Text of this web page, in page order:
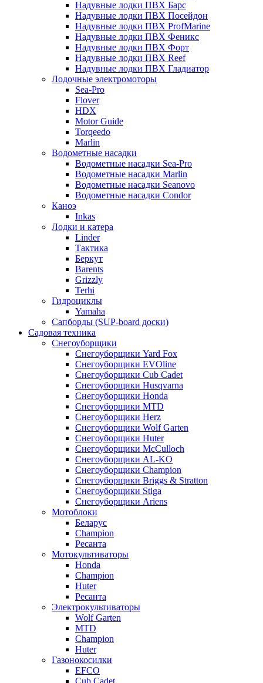
Надувные лодки ПВХ Барс
Надувные лодки ПВХ Посейдон
Надувные лодки ПВХ ProfMarine
Надувные лодки ПВХ Феникс
Надувные лодки ПВХ Форт
Надувные лодки ПВХ Reef
Надувные лодки ПВХ Гладиатор
Лодочные электромоторы
Sea-Pro
Flover
HDX
Motor Guide
Torqeedo
Marlin
Водометные насадки
Водометные насадки Sea-Pro
Водометные насадки Marlin
Водометные насадки Seanovo
Водометные насадки Condor
Каноэ
Inkas
Лодки и катера
Linder
Тактика
Беркут
Barents
Grizzly
Terhi
Гидроциклы
Yamaha
Сапборды (SUP-board доски)
Садовая техника
Снегоуборщики
Снегоуборщики Yard Fox
Снегоуборщики EVOline
Снегоуборщики Cub Cadet
Снегоуборщики Husqvarna
Снегоуборщики Honda
Снегоуборщики MTD
Снегоуборщики Herz
Снегоуборщики Wolf Garten
Снегоуборщики Huter
Снегоуборщики McCulloch
Снегоуборщики AL-KO
Снегоуборщики Champion
Снегоуборщики Briggs & Stratton
Снегоуборщики Stiga
Снегоуборщики Ariens
Мотоблоки
Беларус
Champion
Ресанта
Мотокультиваторы
Honda
Champion
Huter
Ресанта
Электрокультиваторы
Wolf Garten
MTD
Champion
Huter
Газонокосилки
EFCO
Cub Cadet